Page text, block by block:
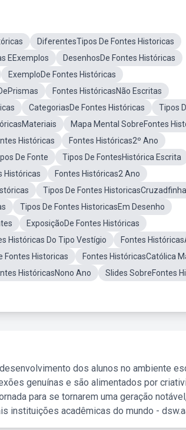
DiferentesTipos De Fontes Historicas
EExemplos
DesenhosDe Fontes Históricas
ExemploDe Fontes Históricas
Fontes HistóricasNão Escritas
CategoriasDe Fontes Históricas
Tipos
Mapa Mental SobreFontes
Históricas
Fontes Históricas2º Ano
De Fonte
Tipos De FontesHistórica Escrita
Históricas
Fontes Históricas2 Ano
Tipos De Fontes HistoricasCruzadfinha
Tipos De Fontes HistoricasEm Desenho
ExposiçãoDe Fontes Históricas
Históricas Do Tipo Vestígio
Fontes
Fontes Historicas
Fontes HistóricasCatólica
HistóricasNono Ano
Slides SobreFontes
dos alunos no ambiente
genuínas e são alimentados por
para se tornarem uma geração
instituições acadêmicas do mundo -